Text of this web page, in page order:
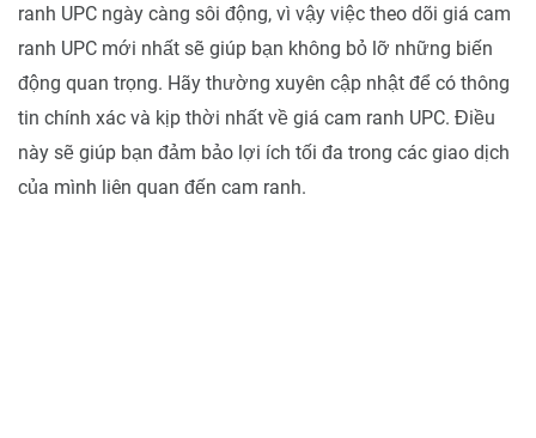
ranh UPC ngày càng sôi động, vì vậy việc theo dõi giá cam
ranh UPC mới nhất sẽ giúp bạn không bỏ lỡ những biến
động quan trọng. Hãy thường xuyên cập nhật để có thông
tin chính xác và kịp thời nhất về giá cam ranh UPC. Điều
này sẽ giúp bạn đảm bảo lợi ích tối đa trong các giao dịch
của mình liên quan đến cam ranh.